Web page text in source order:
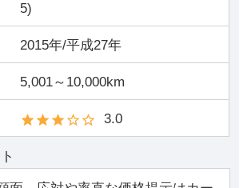
5)
2015年/平成27年
5,001～10,000km
3.0